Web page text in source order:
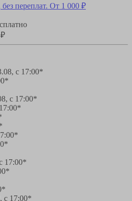
переплат. От 1 000 ₽
с 17:00*
с 17:00*
17:00*
с 17:00*